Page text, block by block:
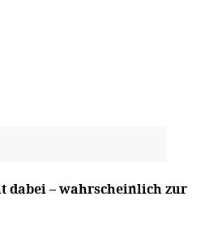
dabei – wahrscheinlich zur